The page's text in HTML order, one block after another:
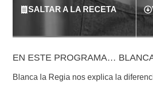
SALTAR A LA RECETA
EN ESTE PROGRAMA…
Blanca la Regia nos explica la